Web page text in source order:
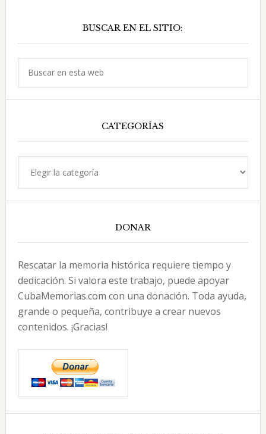
principal
BUSCAR EN EL SITIO:
CATEGORÍAS
DONAR
Rescatar la memoria histórica requiere tiempo y
dedicación. Si valora este trabajo, puede apoyar
CubaMemorias.com con una donación. Toda ayuda,
grande o pequeña, contribuye a crear nuevos
contenidos. ¡Gracias!